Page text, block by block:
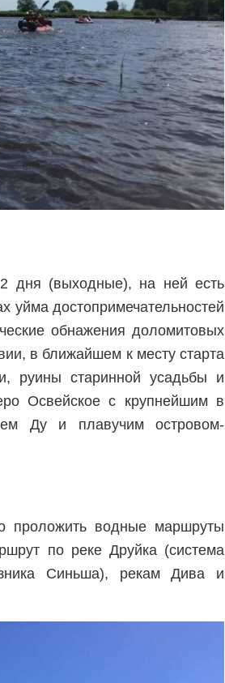
дня (выходные), на ней есть
уйма достопримечательностей
обнажения доломитовых
в ближайшем к месту старта
руины старинной усадьбы и
Освейское с крупнейшим в
Ду и плавучим островом-
проложить водные маршруты
по реке Друйка (система
Синьша), рекам Дива и